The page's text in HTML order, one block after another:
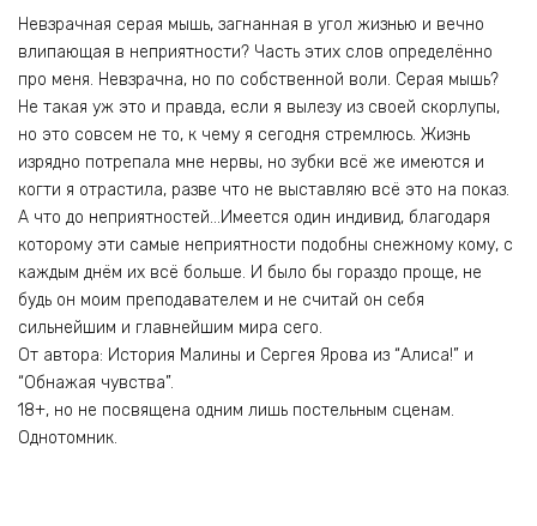
Невзрачная серая мышь, загнанная в угол жизнью и вечно
влипающая в неприятности? Часть этих слов определённо
про меня. Невзрачна, но по собственной воли. Серая мышь?
Не такая уж это и правда, если я вылезу из своей скорлупы,
но это совсем не то, к чему я сегодня стремлюсь. Жизнь
изрядно потрепала мне нервы, но зубки всё же имеются и
когти я отрастила, разве что не выставляю всё это на показ.
А что до неприятностей…Имеется один индивид, благодаря
которому эти самые неприятности подобны снежному кому, с
каждым днём их всё больше. И было бы гораздо проще, не
будь он моим преподавателем и не считай он себя
сильнейшим и главнейшим мира сего.
От автора: История Малины и Сергея Ярова из “Алиса!” и
“Обнажая чувства”.
18+, но не посвящена одним лишь постельным сценам.
Однотомник.